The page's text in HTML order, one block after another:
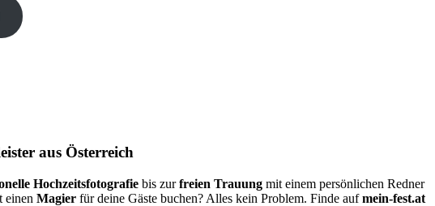
aus Österreich
Hochzeitsfotografiebis zurfreien Trauungmit einem persönlichen Redner
einen Magier für deine Gäste buchen? Alles kein Problem. Finde aufmein-fest.at